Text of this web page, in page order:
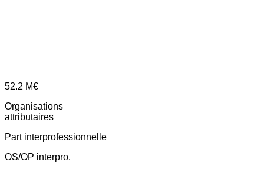
52.2 M€
Organisations
attributaires
Part interprofessionnelle
OS/OP interpro.